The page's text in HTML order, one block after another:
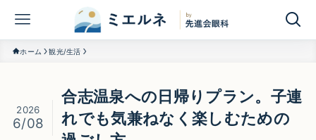
ホーム 観光/生活
合志温泉への日帰りプラン。子連
れでも気兼ねなく楽しむための
2026
6/08